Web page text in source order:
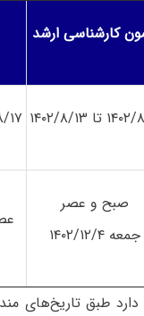
کارشناسی ارشد
تا ۱۴۰۲/۸/۱۳ ۱۴۰۲/
صبح و عصر
جمعه ۱۴۰۲/۱۲/۴
طبق تاریخ‌های